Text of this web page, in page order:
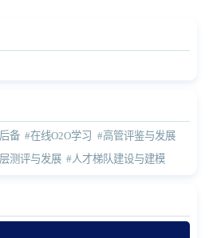
备 #在线O2O学习 #高管评鉴与发展
测评与发展 #人才梯队建设与建模